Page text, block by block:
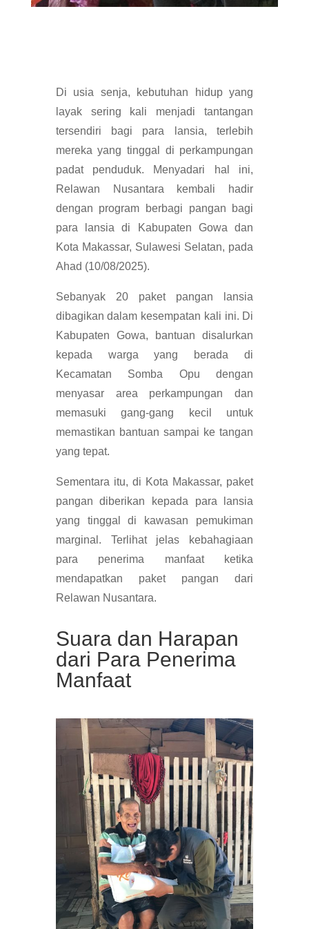
Di usia senja, kebutuhan hidup yang
layak sering kali menjadi tantangan
tersendiri bagi para lansia, terlebih
mereka yang tinggal di perkampungan
padat penduduk. Menyadari hal ini,
Relawan Nusantara kembali hadir
dengan program berbagi pangan bagi
para lansia di Kabupaten Gowa dan
Kota Makassar, Sulawesi Selatan, pada
Ahad (10/08/2025).
Sebanyak 20 paket pangan lansia
dibagikan dalam kesempatan kali ini. Di
Kabupaten Gowa, bantuan disalurkan
kepada warga yang berada di
Kecamatan Somba Opu dengan
menyasar area perkampungan dan
memasuki gang-gang kecil untuk
memastikan bantuan sampai ke tangan
yang tepat.
Sementara itu, di Kota Makassar, paket
pangan diberikan kepada para lansia
yang tinggal di kawasan pemukiman
marginal. Terlihat jelas kebahagiaan
para penerima manfaat ketika
mendapatkan paket pangan dari
Relawan Nusantara.
Suara dan Harapan
dari Para Penerima
Manfaat